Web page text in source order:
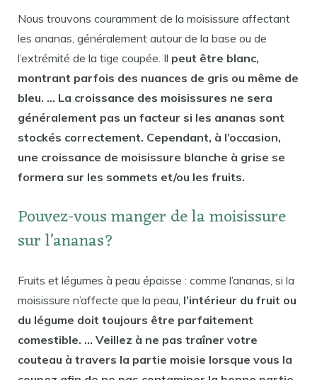
Nous trouvons couramment de la moisissure affectant
les ananas, généralement autour de la base ou de
l’extrémité de la tige coupée. Il peut être blanc,
montrant parfois des nuances de gris ou même de
bleu. … La croissance des moisissures ne sera
généralement pas un facteur si les ananas sont
stockés correctement. Cependant, à l’occasion,
une croissance de moisissure blanche à grise se
formera sur les sommets et/ou les fruits.
Pouvez-vous manger de la moisissure
sur l’ananas?
Fruits et légumes à peau épaisse : comme l’ananas, si la
moisissure n’affecte que la peau, l’intérieur du fruit ou
du légume doit toujours être parfaitement
comestible. … Veillez à ne pas traîner votre
couteau à travers la partie moisie lorsque vous la